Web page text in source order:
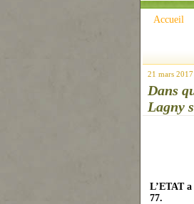
Accueil
21 mars 2017
Dans
Lagny
L’ETAT
77.